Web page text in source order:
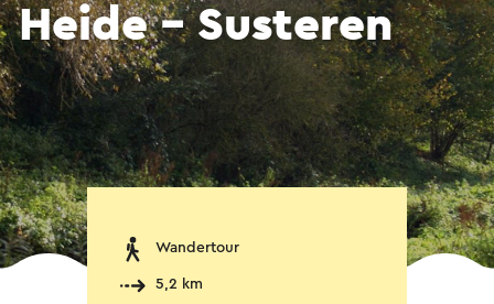
Heide - Susteren
Wandertour
5,2 km